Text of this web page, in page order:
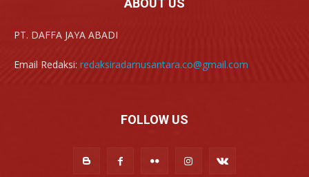
ABOUT US
PT. DAFFA JAYA ABADI
Email Redaksi: redaksiradarnusantara.co@gmail.com
FOLLOW US